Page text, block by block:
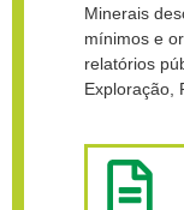
Minerais
mínimos e
relatórios
Exploração,